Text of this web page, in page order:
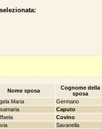
Nome sposa
Cognome della
sposa
Maria Germano
Caputo
Covino
Savanella